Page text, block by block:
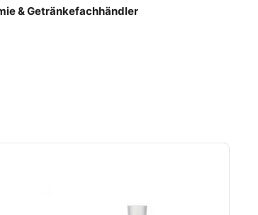
& Getränkefachhändler